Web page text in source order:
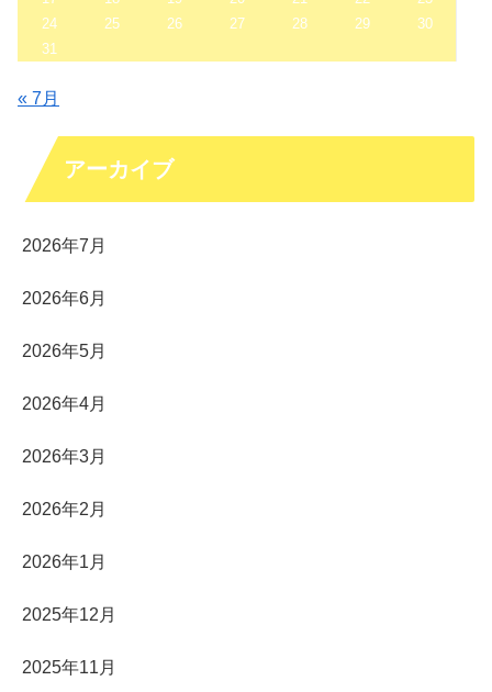
24
25 26 27 28 29
30
31
« 7月
アーカイブ
2026年7月
2026年6月
2026年5月
2026年4月
2026年3月
2026年2月
2026年1月
2025年12月
2025年11月